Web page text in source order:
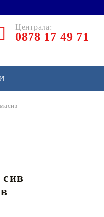
Централа:
0878 17 49 71
сив